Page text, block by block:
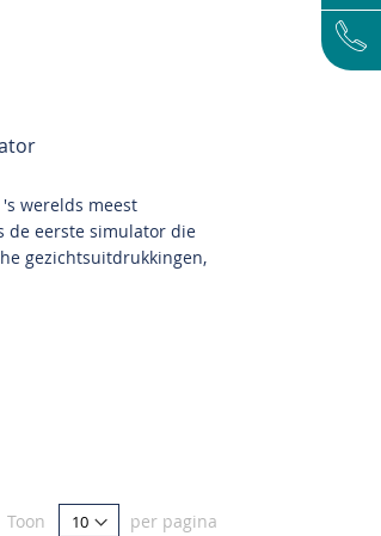
werelds meest
de eerste simulator die
gezichtsuitdrukkingen,
Toon per pagina